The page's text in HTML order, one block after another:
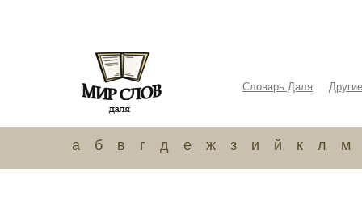
Словарь Даля
а б в г д е ж з и й к л м